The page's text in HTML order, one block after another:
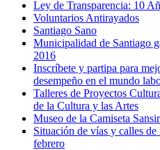
Ley de Transparencia: 10
Voluntarios Antirayados
Santiago Sano
Municipalidad de Santiago
2016
Inscríbete y partipa para
desempeño en el mundo
Talleres de Proyectos
de la Cultura y las Artes
Museo de la Camiseta
Situación de vías y calles
febrero